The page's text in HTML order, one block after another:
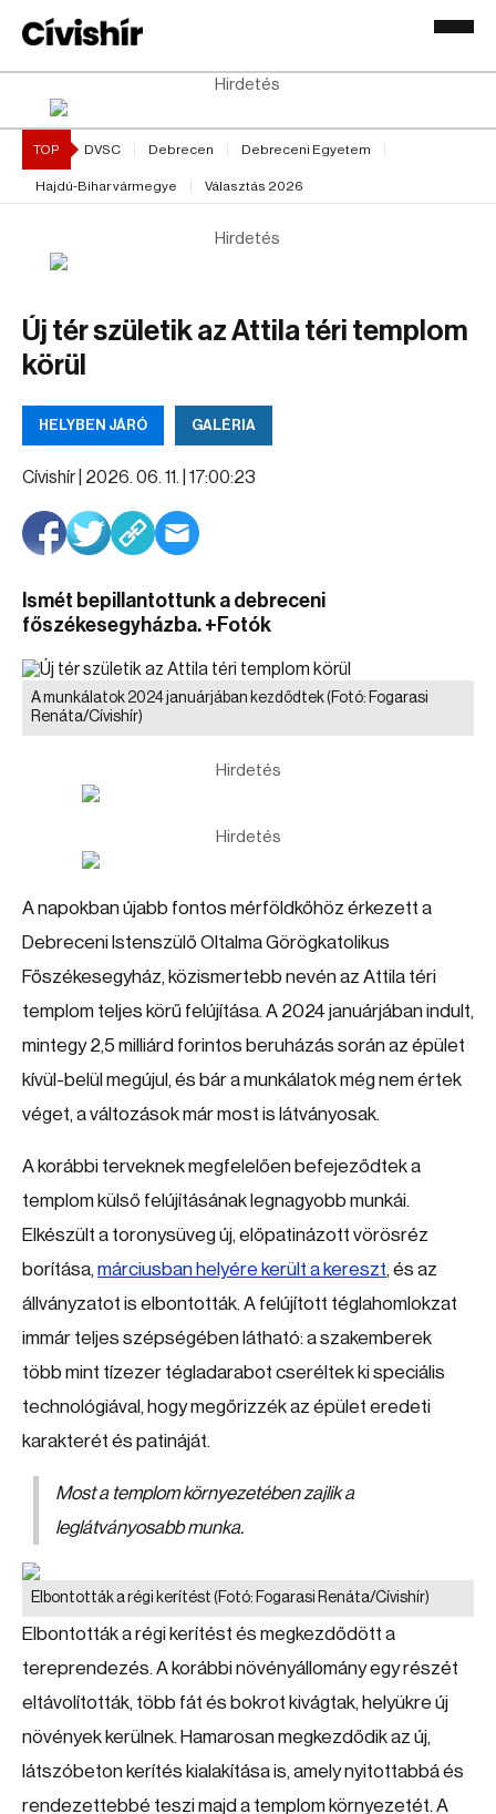
Hirdetés
TOP DVSC Debrecen Debreceni Egyetem
Hajdú-Bihar vármegye Választás 2026
Hirdetés
Új tér születik az Attila téri templom
körül
HELYBEN JÁRÓ GALÉRIA
Cívishír | 2026. 06. 11. | 17:00:23
Ismét bepillantottunk a debreceni
főszékesegyházba. +Fotók
A munkálatok 2024 januárjában kezdődtek(Fotó: Fogarasi
Renáta/Cívishír)
Hirdetés
Hirdetés
A napokban újabb fontos mérföldkőhöz érkezett a
Debreceni Istenszülő Oltalma Görögkatolikus
Főszékesegyház, közismertebb nevén az Attila téri
templom teljes körű felújítása. A 2024 januárjában indult,
mintegy 2,5 milliárd forintos beruházás során az épület
kívül-belül megújul, és bár a munkálatok még nem értek
véget, a változások már most is látványosak.
A korábbi terveknek megfelelően befejeződtek a
templom külső felújításának legnagyobb munkái.
Elkészült a toronysüveg új, előpatinázott vörösréz
borítása, márciusban helyére került a kereszt, és az
állványzatot is elbontották. A felújított téglahomlokzat
immár teljes szépségében látható: a szakemberek
több mint tízezer tégladarabot cseréltek ki speciális
technológiával, hogy megőrizzék az épület eredeti
karakterét és patináját.
Most a templom környezetében zajlik a
leglátványosabb munka.
Elbontották a régi kerítést (Fotó: Fogarasi Renáta/Cívishír)
Elbontották a régi kerítést és megkezdődött a
tereprendezés. A korábbi növényállomány egy részét
eltávolították, több fát és bokrot kivágtak, helyükre új
növények kerülnek. Hamarosan megkezdődik az új,
látszóbeton kerítés kialakítása is, amely nyitottabbá és
rendezettebbé teszi majd a templom környezetét. A